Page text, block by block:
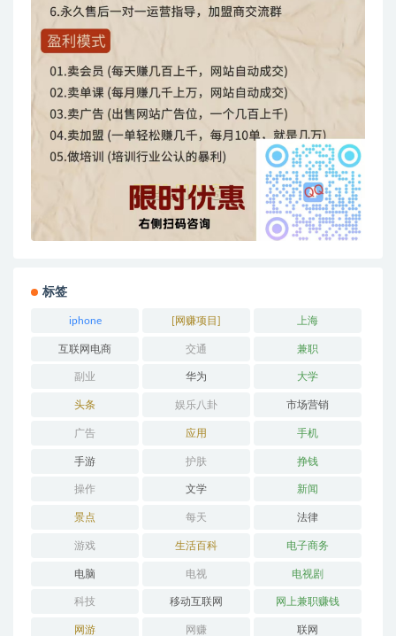
标签
iphone [网赚项目] 上海
互联网电商 交通 兼职
副业 华为 大学
头条 娱乐八卦 市场营销
广告 应用 手机
手游 护肤 挣钱
操作 文学 新闻
景点 每天 法律
游戏 生活百科 电子商务
电脑 电视 电视剧
科技 移动互联网 网上兼职赚钱
网游 网赚 联网